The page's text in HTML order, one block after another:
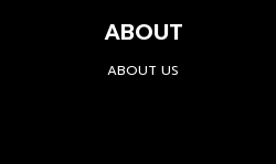
ABOUT
ABOUT US